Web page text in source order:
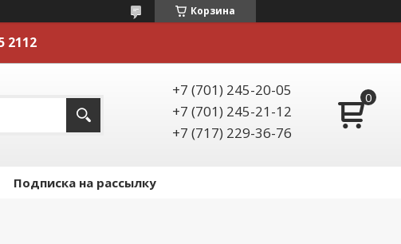
Корзина
2112
+7 (701) 245-20-05
+7 (701) 245-21-12
+7 (717) 229-36-76
Подписка на рассылку